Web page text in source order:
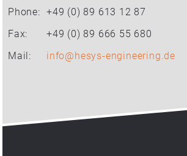
Phone: +49 (0) 89 613 12 87
Fax:
+49 (0) 89 666 55 680
Mail:
info@hesys-engineering.de